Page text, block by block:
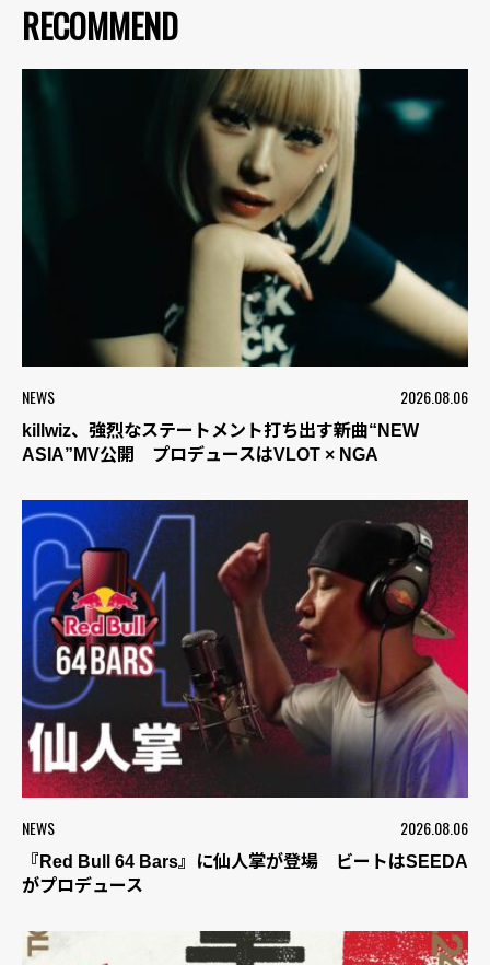
RECOMMEND
NEWS 2026.08.06
killwiz、強烈なステートメント打ち出す新曲“NEW
ASIA”MV公開 プロデュースはVLOT × NGA
NEWS 2026.08.06
『Red Bull 64 Bars』に仙人掌が登場 ビートはSEEDA
がプロデュース